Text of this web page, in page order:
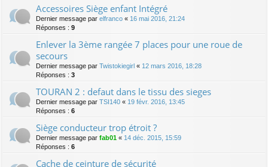
Accessoires Siège enfant Intégré
Dernier message par elfranco « 16 mai 2016, 21:24
Réponses : 9
Enlever la 3ème rangée 7 places pour une roue de
secours
Dernier message par Twistokiegirl « 12 mars 2016, 18:28
Réponses : 3
TOURAN 2 : defaut dans le tissu des sieges
Dernier message par TSI140 « 19 févr. 2016, 13:45
Réponses : 6
Siège conducteur trop étroit ?
Dernier message par fab01 « 14 déc. 2015, 15:59
Réponses : 6
Cache de ceinture de sécurité